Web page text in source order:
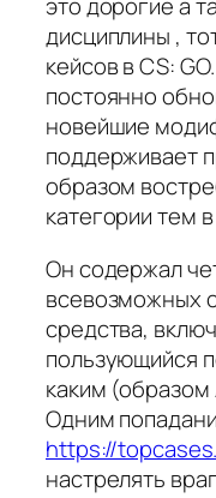
это дорогие а
дисциплины ,
кейсов в CS:
постоянно
новейшие
поддерживает
образом
категории тем
Он содержал
всевозможных
средства,
пользующийся
каким (образом
Одним
https://
настрелять